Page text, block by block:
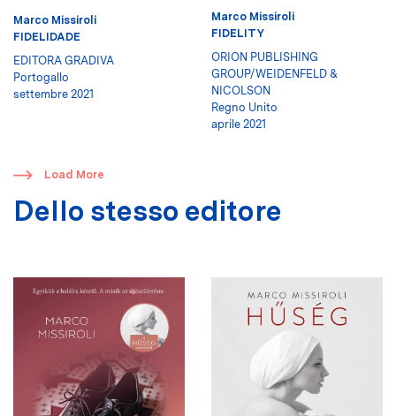
Marco Missiroli
FIDELIDADE
EDITORA GRADIVA
Portogallo
settembre 2021
Marco Missiroli
FIDELITY
ORION PUBLISHING
GROUP/WEIDENFELD &
NICOLSON
Regno Unito
aprile 2021
​ Load More
Dello stesso editore